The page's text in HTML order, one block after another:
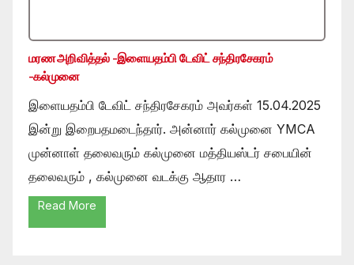
மரண அறிவித்தல் -இளையதம்பி டேவிட் சந்திரசேகரம்
-கல்முனை
இளையதம்பி டேவிட் சந்திரசேகரம் அவர்கள் 15.04.2025
இன்று இறைபதமடைந்தார். அன்னார் கல்முனை YMCA
முன்னாள் தலைவரும் கல்முனை மத்தியஸ்டர் சபையின்
தலைவரும் , கல்முனை வடக்கு ஆதார …
Read More